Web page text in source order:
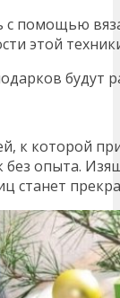
помощью
этой
будут
к которой
без опыта.
станет